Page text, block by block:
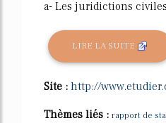
a- Les juridictions civiles
LIRE LA SUITE
Site : http://
Thèmes liés : rapport de